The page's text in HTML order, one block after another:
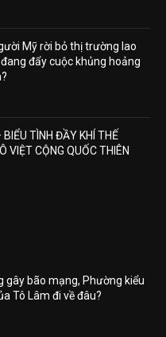
Mỹ rời bỏ thị trường lao
đẩy cuộc khủng hoảng
TÌNH ĐẦY KHÍ THẾ
VIỆT CỘNG QUỐC THIÊN
gây bão mạng, Phường kiểu
Tô Lâm đi về đâu?